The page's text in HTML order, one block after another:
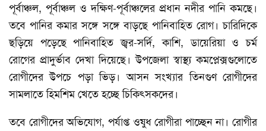
পূর্বাঞ্চল, পূর্বাঞ্চল ও দক্ষিণ-পূর্বাঞ্চলের প্রধান নদীর পানি কমছে।
তবে পানির কমার সঙ্গে সঙ্গে বাড়ছে পানিবাহিত রোগ। চারিদিকে
ছড়িয়ে পড়েছে পানিবাহিত জ্বর-সর্দি, কাশি, ডায়েরিয়া ও চর্ম
রোগের প্রাদুর্ভাব দেখা দিয়েছে। উপজেলা স্বাস্থ্য কমপ্লেক্সগুলোতে
রোগীদের উপচে পড়া ভিড়। আসন সংখ্যার তিনগুণ রোগীদের
সামলাতে হিমশিম খেতে হচ্ছে চিকিৎসকদের।
তবে রোগীদের অভিযোগ, পর্যাপ্ত ওষুধ রোগীরা পাচ্ছেন না। রোগীর